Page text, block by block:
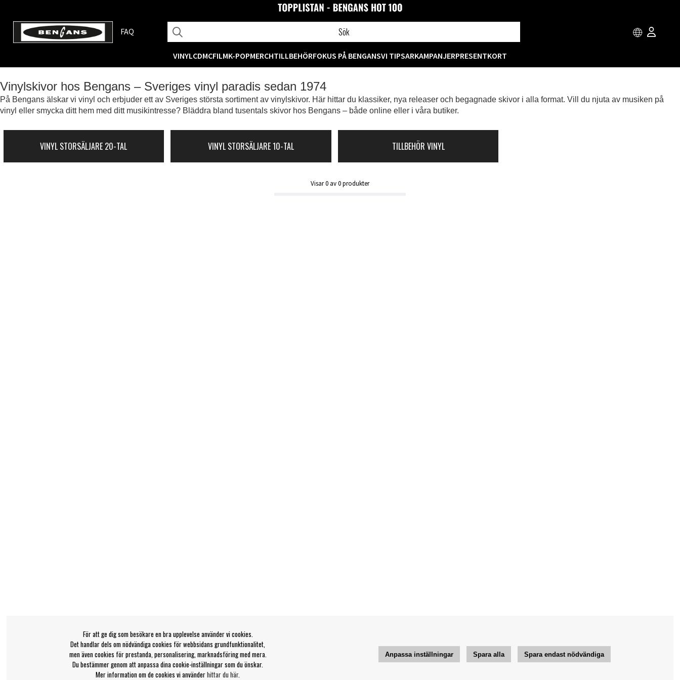
FAQ
VINYLCDMCFILMK-POPMERCHTILLBEHÖRFOKUS PÅ BENGANSVI TIPSARKAMPANJERPRESENTKORT
Vinylskivor hos Bengans – Sveriges vinyl paradis sedan 1974
På Bengans älskar vi vinyl och erbjuder ett av Sveriges största sortiment av vinylskivor. Här hittar du klassiker, nya releaser och begagnade skivor i alla format. Vill du njuta av musiken på
vinyl eller smycka ditt hem med ditt musikintresse? Bläddra bland tusentals skivor hos Bengans – både online eller i våra butiker.
VINYL STORSÄLJARE 20-TAL VINYL STORSÄLJARE 10-TAL TILLBEHÖR VINYL
Visar0 av0produkter
För att ge dig som besökare en bra upplevelse använder vi cookies.
Det handlar dels om nödvändiga cookies för webbsidans grundfunktionalitet,
men även cookies för prestanda, personalisering, marknadsföring med mera.
Du bestämmer genom att anpassa dina cookie-inställningar som du önskar.
Mer information om de cookies vi använderhittar du här.
Anpassa inställningar Spara alla Spara endast nödvändiga